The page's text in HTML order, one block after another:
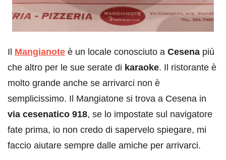
Il Mangianote è un locale conosciuto a Cesena più
che altro per le sue serate di karaoke. Il ristorante è
molto grande anche se arrivarci non è
semplicissimo. Il Mangiatone si trova a Cesena in
via cesenatico 918, se lo impostate sul navigatore
fate prima, io non credo di sapervelo spiegare, mi
faccio aiutare sempre dalle amiche per arrivarci.